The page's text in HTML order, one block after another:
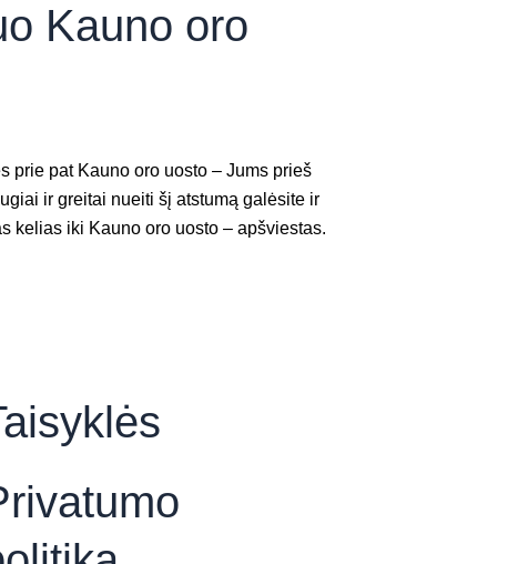
Kauno oro
prie pat Kauno oro uosto – Jums prieš
ir greitai nueiti šį atstumą galėsite ir
kelias iki Kauno oro uosto – apšviestas.